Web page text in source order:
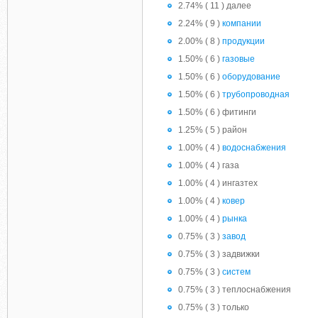
2.74% ( 11 ) далее
2.24% ( 9 ) компании
2.00% ( 8 ) продукции
1.50% ( 6 ) газовые
1.50% ( 6 ) оборудование
1.50% ( 6 ) трубопроводная
1.50% ( 6 ) фитинги
1.25% ( 5 ) район
1.00% ( 4 ) водоснабжения
1.00% ( 4 ) газа
1.00% ( 4 ) ингазтех
1.00% ( 4 ) ковер
1.00% ( 4 ) рынка
0.75% ( 3 ) завод
0.75% ( 3 ) задвижки
0.75% ( 3 ) систем
0.75% ( 3 ) теплоснабжения
0.75% ( 3 ) только